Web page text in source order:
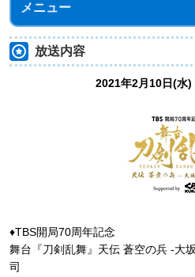
メニュー
放送内容
2021年2月10日(水)
♦TBS開局70周年記念
舞台『刀剣乱舞』天伝 蒼空の兵 -大
司